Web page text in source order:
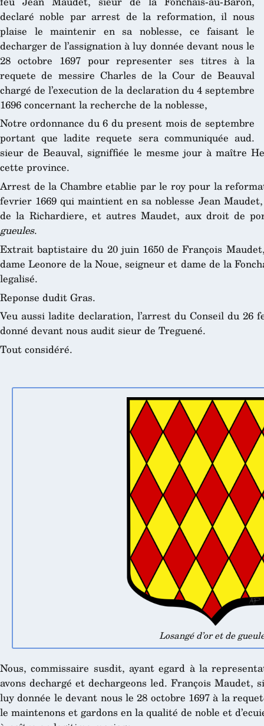
declaré noble par arrest de la reformation, il nous
plaise le maintenir en sa noblesse, ce faisant le
decharger de l’assignation à luy donnée devant nous le
28 octobre 1697 pour representer ses titres à la
requete de messire Charles de la Cour de Beauval
chargé de l’execution de la declaration du 4 septembre
1696 concernant la recherche de la noblesse,
Notre ordonnance du 6 du present mois de septembre
portant que ladite requete sera communiquée aud.
sieur de Beauval, signiffiée le mesme jour à maître
cette province.
Arrest de la Chambre etablie par le roy pour la
fevrier 1669 qui maintient en sa noblesse Jean
de la Richardiere, et autres Maudet, aux droit de
gueules.
Extrait baptistaire du 20 juin 1650 de François
dame Leonore de la Noue, seigneur et dame de la
legalisé.
Reponse dudit Gras.
Veu aussi ladite declaration, l’arrest du Conseil du 26
donné devant nous audit sieur de Treguené.
Tout considéré.
Losangé d’or et de
Nous, commissaire susdit, ayant egard à la
avons dechargé et dechargeons led. François Maudet,
luy donnée le devant nous le 28 octobre 1697 à la
le maintenons et gardons en la qualité de noble et